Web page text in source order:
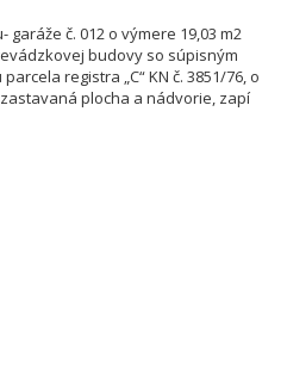
č. 012 o výmere 19,03 m2
budovy so súpisným
registra „C“ KN č. 3851/76, o
plocha a nádvorie, zapí